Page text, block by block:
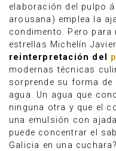
elaboración del pulpo
arousana) emplea la
condimento. Pero
estrellas Michelín
reinterpretación del
modernas técnicas
sorprende su forma
agua. Un agua que
ninguna otra y que el
una emulsión con
puede concentrar el
Galicia en una